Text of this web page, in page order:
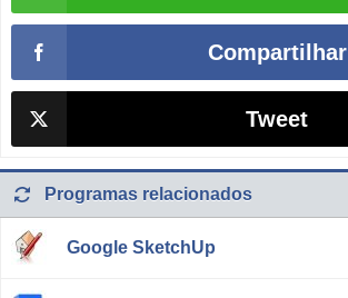
Compartilhar
Tweet
Programas relacionados
Google SketchUp